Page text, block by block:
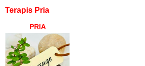
Terapis Pria
PRIA